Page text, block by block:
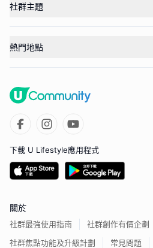
社群主題
熱門地點
下載 U Lifestyle應用程式
關於
社群最強使用指南
社群創作有價企劃
社群焦點功能及升級計劃
常見問題